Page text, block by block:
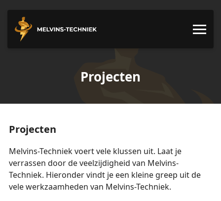
Projecten
Projecten
Melvins-Techniek voert vele klussen uit. Laat je
verrassen door de veelzijdigheid van Melvins-
Techniek. Hieronder vindt je een kleine greep uit de
vele werkzaamheden van Melvins-Techniek.